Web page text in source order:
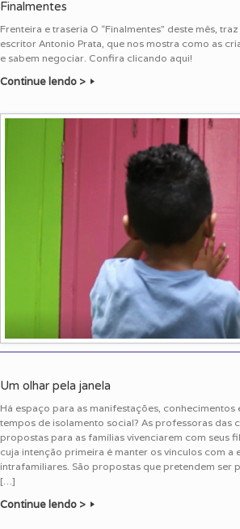
Finalmentes
Frenteira e traseria O “Finalmentes” deste mês,
escritor Antonio Prata, que nos mostra como as
e sabem negociar. Confira
Continue lendo >
Um olhar pela janela
Há espaço para as manifestações, conhecimentos
tempos de isolamento social? As professoras das
propostas para as famílias vivenciarem com seus
cuja intenção primeira é manter os vínculos com a
intrafamiliares. São propostas que pretendem ser
[…]
Continue lendo >